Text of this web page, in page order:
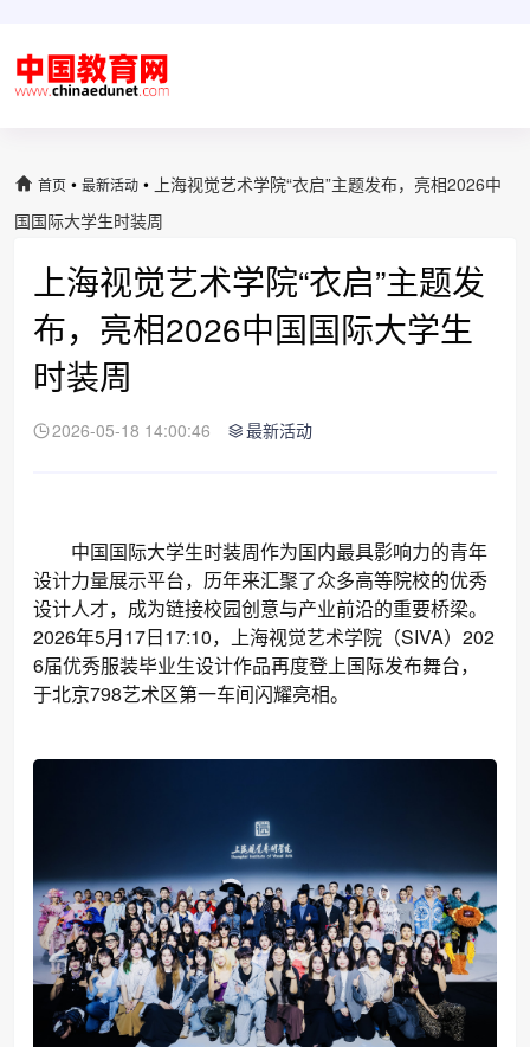
首页 • 最新活动 • 上海视觉艺术学院“衣启”主题发布，亮相2026中
国国际大学生时装周
上海视觉艺术学院“衣启”主题发
布，亮相2026中国国际大学生
时装周
2026-05-18 14:00:46 最新活动
中国国际大学生时装周作为国内最具影响力的青年
设计力量展示平台，历年来汇聚了众多高等院校的优秀
设计人才，成为链接校园创意与产业前沿的重要桥梁。
2026年5月17日17:10，上海视觉艺术学院（SIVA）202
6届优秀服装毕业生设计作品再度登上国际发布舞台，
于北京798艺术区第一车间闪耀亮相。